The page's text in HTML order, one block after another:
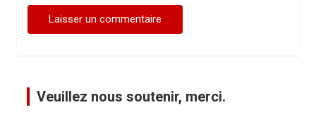
Veuillez nous soutenir, merci.